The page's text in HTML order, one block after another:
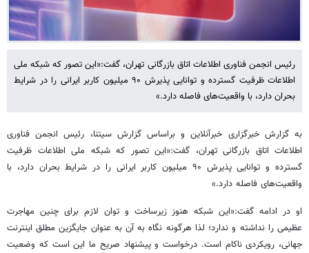
رئیس انجمن فناوری اطلاعات اتاق بازرگانی تهران، گفت:«این تصور که شبکه ملی
اطلاعات ظرفیت گسترده و توانایی پذیرش ۹۰ میلیون کاربر ایرانی را در شرایط
بحران دارد، با واقعیت‌های فاصله دارد.»
به گزارش خبرگزاری خبرآنلاین و براساس گزارش سیتنا، رئیس انجمن فناوری
اطلاعات اتاق بازرگانی تهران، گفت:«این تصور که شبکه ملی اطلاعات ظرفیت
گسترده و توانایی پذیرش ۹۰ میلیون کاربر ایرانی را در شرایط بحران دارد، با
واقعیت‌های فاصله دارد.»
او در ادامه گفت:«این شبکه هنوز زیرساخت و توان لازم برای چنین مهاجرت
عظیمی را نداشته و ندارد؛ لذا هرگونه نگاه به آن به عنوان جایگزین مطلق اینترنت
جهانی، رویکردی ناکام است. درخواست و پیشنهاد صریح ما این است که وضعیت